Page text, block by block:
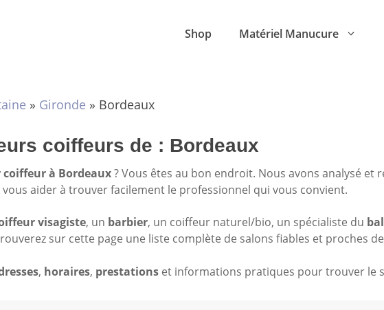
Shop Matériel Manucure
» Gironde » Bordeaux
coiffeurs de : Bordeaux
à Bordeaux? Vous êtes au bon endroit. Nous avons analysé et
vous aider à trouver facilement le professionnel qui vous convient.
visagiste, un barbier, un coiffeur naturel/bio, un spécialiste du
sur cette page une liste complète de salons fiables et proches
, horaires, prestations et informations pratiques pour trouver le